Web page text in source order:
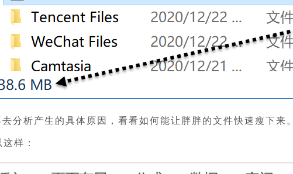
分析产生的具体原因，看看如何能让胖胖的文件快速瘦下来。
样：